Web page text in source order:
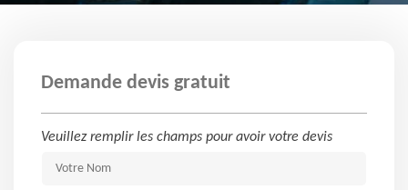
Demande devis gratuit
Veuillez remplir les champs pour avoir votre devis